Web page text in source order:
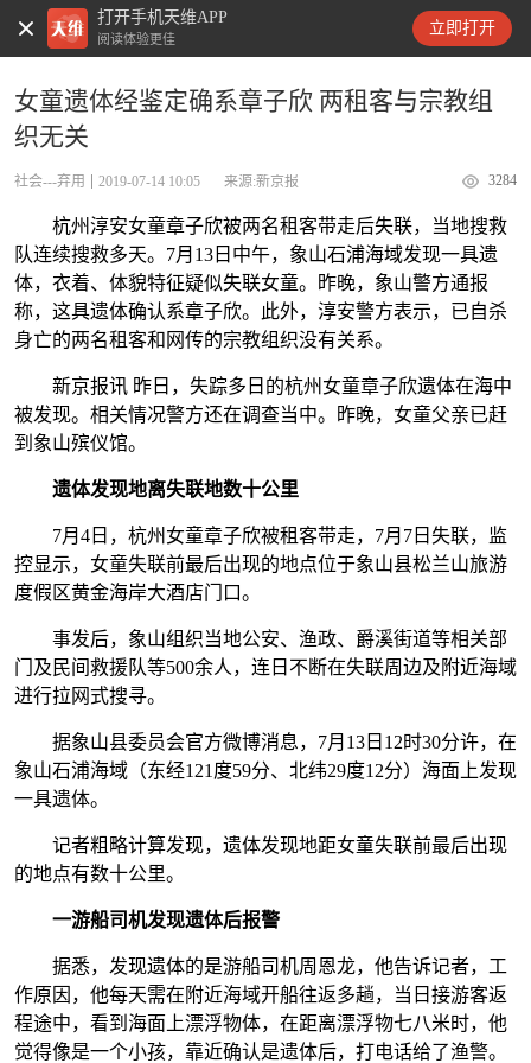
打开手机天维APP
阅读体验更佳
立即打开
天维新闻
女童遗体经鉴定确系章子欣 两租客与宗教组
织无关
社会---弃用 2019-07-14 10:05 来源:新京报 3284
杭州淳安女童章子欣被两名租客带走后失联，当地搜救
队连续搜救多天。7月13日中午，象山石浦海域发现一具遗
体，衣着、体貌特征疑似失联女童。昨晚，象山警方通报
称，这具遗体确认系章子欣。此外，淳安警方表示，已自杀
身亡的两名租客和网传的宗教组织没有关系。
新京报讯 昨日，失踪多日的杭州女童章子欣遗体在海中
被发现。相关情况警方还在调查当中。昨晚，女童父亲已赶
到象山殡仪馆。
遗体发现地离失联地数十公里
7月4日，杭州女童章子欣被租客带走，7月7日失联，监
控显示，女童失联前最后出现的地点位于象山县松兰山旅游
度假区黄金海岸大酒店门口。
事发后，象山组织当地公安、渔政、爵溪街道等相关部
门及民间救援队等500余人，连日不断在失联周边及附近海域
进行拉网式搜寻。
据象山县委员会官方微博消息，7月13日12时30分许，在
象山石浦海域（东经121度59分、北纬29度12分）海面上发现
一具遗体。
记者粗略计算发现，遗体发现地距女童失联前最后出现
的地点有数十公里。
一游船司机发现遗体后报警
据悉，发现遗体的是游船司机周恩龙，他告诉记者，工
作原因，他每天需在附近海域开船往返多趟，当日接游客返
程途中，看到海面上漂浮物体，在距离漂浮物七八米时，他
觉得像是一个小孩，靠近确认是遗体后，打电话给了渔警。